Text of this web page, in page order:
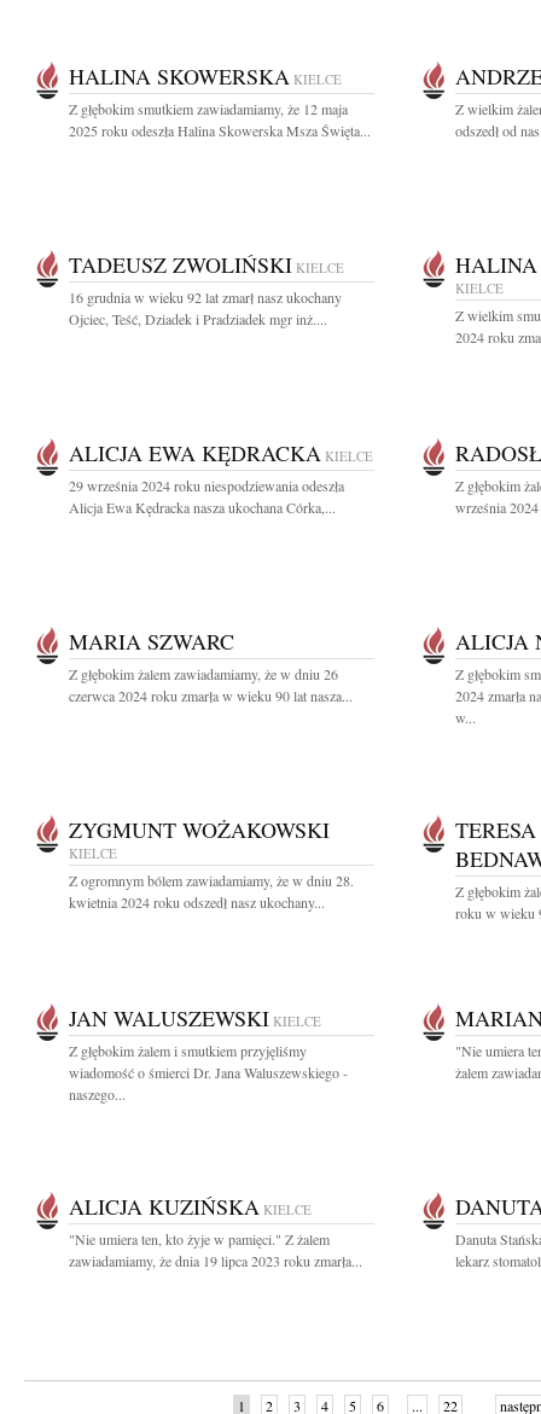
HALINA SKOWERSKA KIELCE
Z głębokim smutkiem zawiadamiamy, że 12 maja
2025 roku odeszła Halina Skowerska Msza Święta...
Z wielkim
odszedł od
TADEUSZ ZWOLIŃSKI KIELCE
16 grudnia w wieku 92 lat zmarł nasz ukochany
Ojciec, Teść, Dziadek i Pradziadek mgr inż....
HALINA
KIELCE
Z wielkim
2024 roku
ALICJA EWA KĘDRACKA KIELCE
29 września 2024 roku niespodziewania odeszła
Alicja Ewa Kędracka nasza ukochana Córka,...
Z głębokim
września 2024
MARIA SZWARC
Z głębokim żalem zawiadamiamy, że w dniu 26
czerwca 2024 roku zmarła w wieku 90 lat nasza...
ALICJA
Z głębokim
2024 zmarła
w...
ZYGMUNT WOŻAKOWSKI
KIELCE
Z ogromnym bólem zawiadamiamy, że w dniu 28.
kwietnia 2024 roku odszedł nasz ukochany...
Z głębokim
roku w wieku
JAN WALUSZEWSKI KIELCE
Z głębokim żalem i smutkiem przyjęliśmy
wiadomość o śmierci Dr. Jana Waluszewskiego -
naszego...
"Nie umiera
żalem
ALICJA KUZIŃSKA KIELCE
"Nie umiera ten, kto żyje w pamięci." Z żalem
zawiadamiamy, że dnia 19 lipca 2023 roku zmarła...
Danuta
lekarz
1 2 3 4 5 6 ... 22